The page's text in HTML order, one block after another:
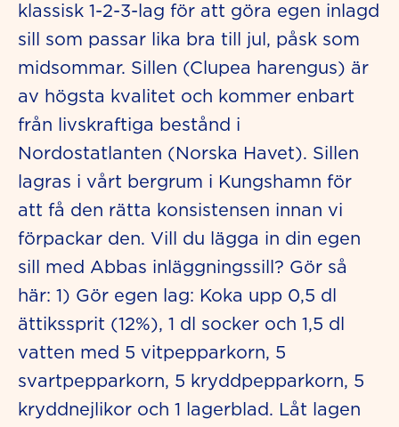
klassisk 1-2-3-lag för att göra egen inlagd
sill som passar lika bra till jul, påsk som
midsommar. Sillen (Clupea harengus) är
av högsta kvalitet och kommer enbart
från livskraftiga bestånd i
Nordostatlanten (Norska Havet). Sillen
lagras i vårt bergrum i Kungshamn för
att få den rätta konsistensen innan vi
förpackar den. Vill du lägga in din egen
sill med Abbas inläggningssill? Gör så
här: 1) Gör egen lag: Koka upp 0,5 dl
ättikssprit (12%), 1 dl socker och 1,5 dl
vatten med 5 vitpepparkorn, 5
svartpepparkorn, 5 kryddpepparkorn, 5
kryddnejlikor och 1 lagerblad. Låt lagen